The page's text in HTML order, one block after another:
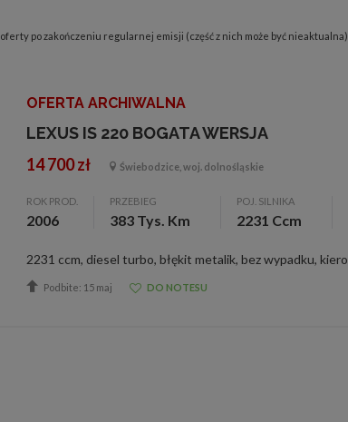
oferty po zakończeniu regularnej emisji (część z nich może być nieaktualna)
OFERTA ARCHIWALNA
LEXUS IS 220 BOGATA WERSJA
14 700 zł Świebodzice, woj. dolnośląskie
ROK PROD.
2006
PRZEBIEG
383 Tys. Km
POJ. SILNIKA
2231 Ccm
Podbite: 15 maj DO NOTESU